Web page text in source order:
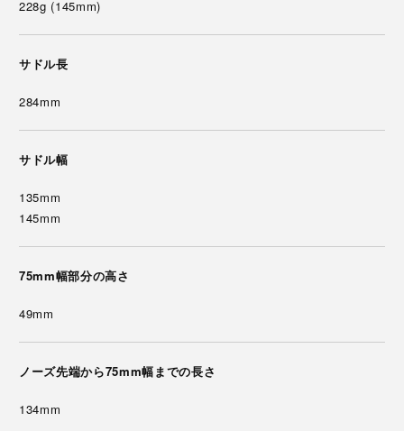
228g (145mm)
サドル長
284mm
サドル幅
135mm
145mm
75mm幅部分の高さ
49mm
ノーズ先端から75mm幅までの長さ
134mm